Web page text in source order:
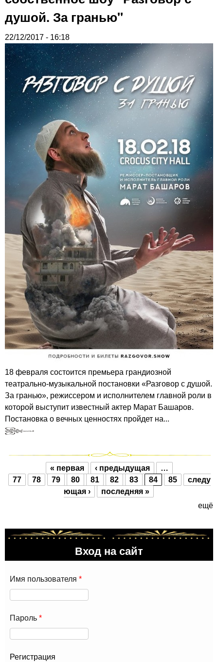
душой. За гранью"
22/12/2017 - 16:18
18 февраля состоится премьера грандиозной
театрально-музыкальной постановки «Разговор с душой.
За гранью», режиссером и исполнителем главной роли в
которой выступит известный актер Марат Башаров.
Постановка о вечных ценностях пройдет на...
Страницы
« первая ‹ предыдущая
…
77
78 79 80 81 82 83 84 85
следу
ющая ›
последняя »
ещё
Вход на сайт
Имя пользователя *
Пароль *
Регистрация